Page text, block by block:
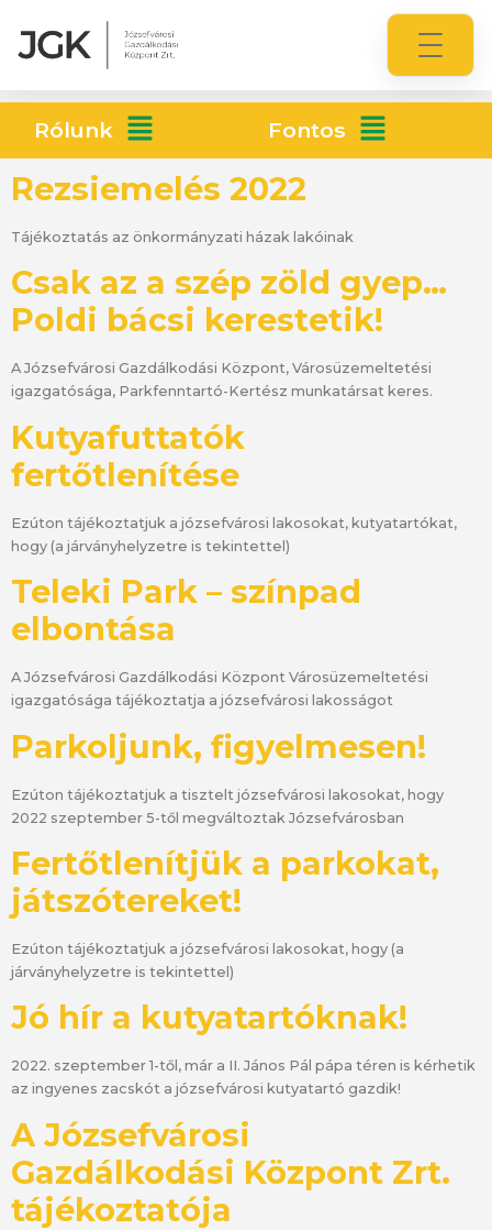
Rólunk Fontos
Rezsiemelés 2022
Tájékoztatás az önkormányzati házak lakóinak
Csak az a szép zöld gyep…
Poldi bácsi kerestetik!
A Józsefvárosi Gazdálkodási Központ, Városüzemeltetési
igazgatósága, Parkfenntartó-Kertész munkatársat keres.
Kutyafuttatók
fertőtlenítése
Ezúton tájékoztatjuk a józsefvárosi lakosokat, kutyatartókat,
hogy (a járványhelyzetre is tekintettel)
Teleki Park – színpad
elbontása
A Józsefvárosi Gazdálkodási Központ Városüzemeltetési
igazgatósága tájékoztatja a józsefvárosi lakosságot
Parkoljunk, figyelmesen!
Ezúton tájékoztatjuk a tisztelt józsefvárosi lakosokat, hogy
2022 szeptember 5-től megváltoztak Józsefvárosban
Fertőtlenítjük a parkokat,
játszótereket!
Ezúton tájékoztatjuk a józsefvárosi lakosokat, hogy (a
járványhelyzetre is tekintettel)
Jó hír a kutyatartóknak!
2022. szeptember 1-től, már a II. János Pál pápa téren is kérhetik
az ingyenes zacskót a józsefvárosi kutyatartó gazdik!
A Józsefvárosi
Gazdálkodási Központ Zrt.
tájékoztatója